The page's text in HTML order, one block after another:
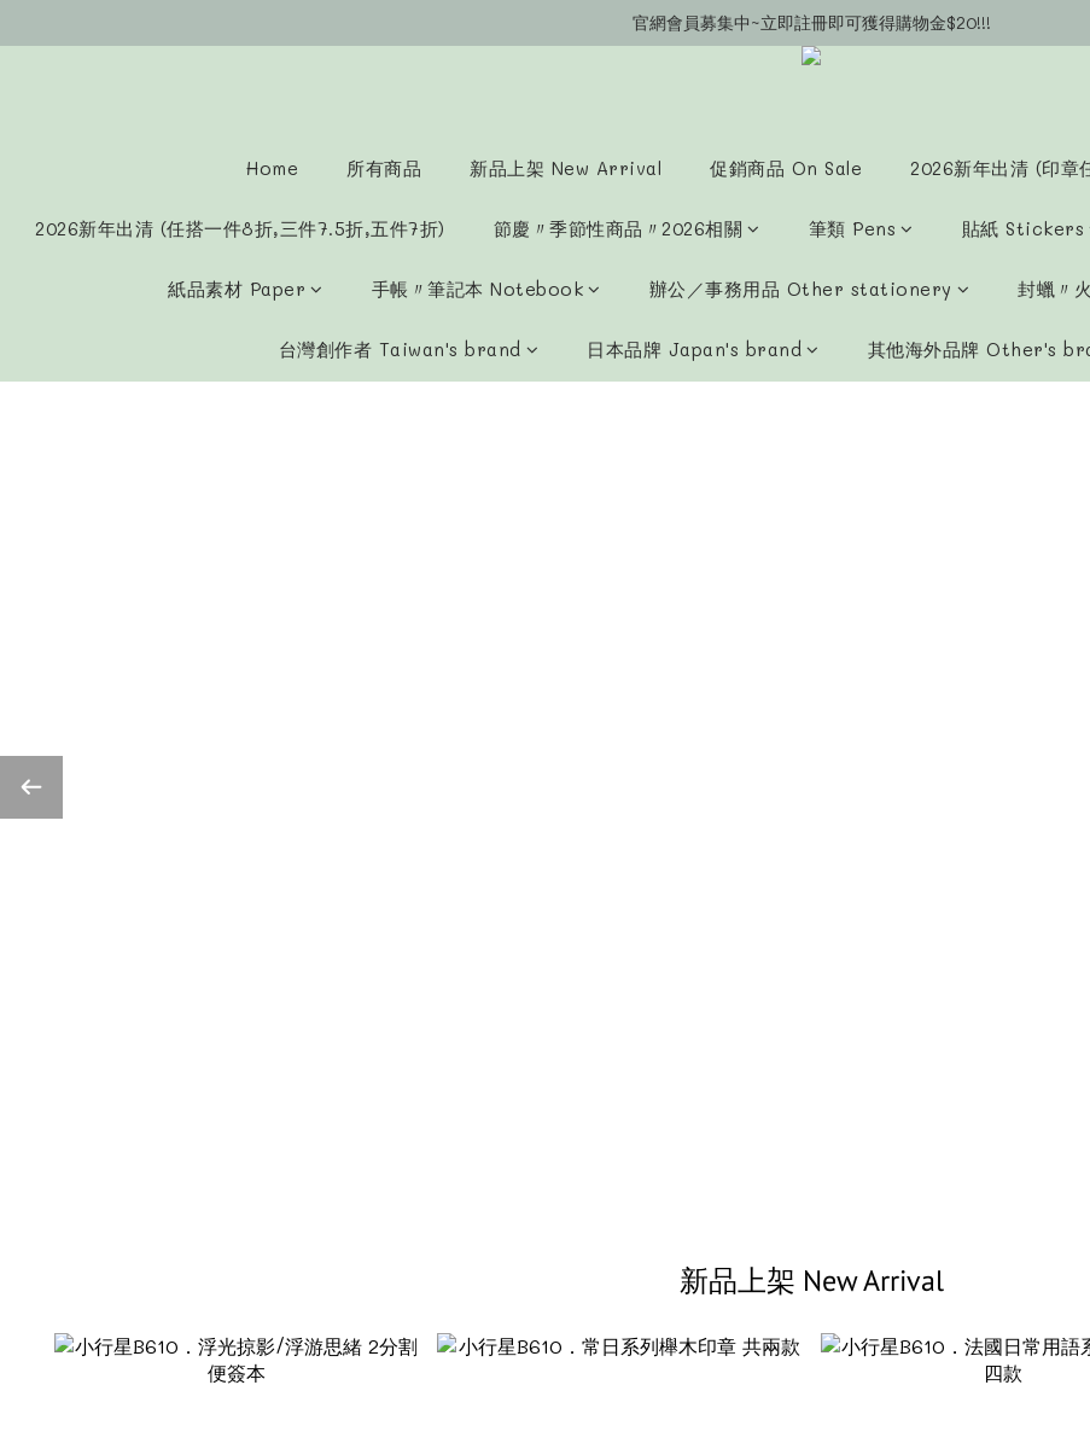
官網會員募集中~立即註冊即可獲得購物金$20!!!
官網會員募集中~立即註冊即可獲得購物金$20!!!
官網購物滿$450補助運費$15 (以此類推)
官網會員募集中~立即註冊即可獲得購物金$20!!!
Home 所有商品 新品上架 New Arrival 促銷商品 On Sale 2026新年出清 (印章
2026新年出清 (任搭一件8折,三件7.5折,五件7折) 節慶〃季節性商品〃2026相關 筆類 Pens 貼紙 Stickers
紙品素材 Paper 手帳〃筆記本 Notebook 辦公／事務用品 Other stationery 封蠟〃
台灣創作者 Taiwan's brand 日本品牌 Japan's brand 其他海外品牌 Other's
新品上架 New Arrival